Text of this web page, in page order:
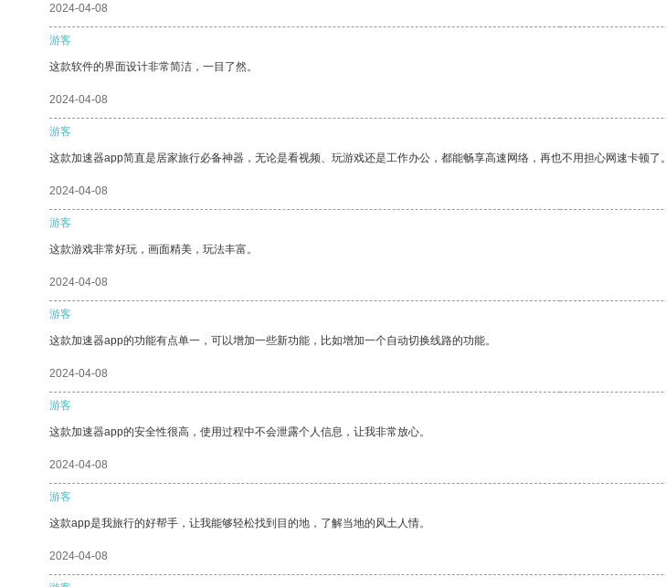
2024-04-08
游客
这款软件的界面设计非常简洁，一目了然。
2024-04-08
游客
这款加速器app简直是居家旅行必备神器，无论是看视频、玩游戏还是工作办公，都能畅享高速网络，再也不用担心网速卡顿了。
2024-04-08
游客
这款游戏非常好玩，画面精美，玩法丰富。
2024-04-08
游客
这款加速器app的功能有点单一，可以增加一些新功能，比如增加一个自动切换线路的功能。
2024-04-08
游客
这款加速器app的安全性很高，使用过程中不会泄露个人信息，让我非常放心。
2024-04-08
游客
这款app是我旅行的好帮手，让我能够轻松找到目的地，了解当地的风土人情。
2024-04-08